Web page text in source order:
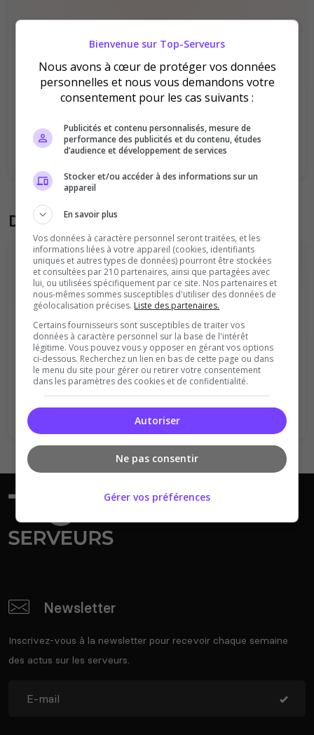
Il n'y a pas encore d'avis sur ce serveur.
Ambiance
Disponibilité
Donner son avis sur le serveur
Vous devez être connecté pour ajouter
un avis sur ce serveur !
Se connecter S'inscrire
Newsletter
Inscrivez-vous à la newsletter pour recevoir chaque semaine
des actus sur les serveurs.
Bienvenue sur Top-Serveurs
Nous avons à cœur de protéger vos données
personnelles et nous vous demandons votre
consentement pour les cas suivants :
Publicités et contenu personnalisés, mesure de
performance des publicités et du contenu, études
d’audience et développement de services
Stocker et/ou accéder à des informations sur un
appareil
En savoir plus
Vos données à caractère personnel seront traitées, et les
informations liées à votre appareil (cookies, identifiants
uniques et autres types de données) pourront être stockées
et consultées par 210 partenaires, ainsi que partagées avec
lui, ou utilisées spécifiquement par ce site. Nos partenaires et
nous-mêmes sommes susceptibles d'utiliser des données de
géolocalisation précises. Liste des partenaires.
Certains fournisseurs sont susceptibles de traiter vos
données à caractère personnel sur la base de l'intérêt
légitime. Vous pouvez vous y opposer en gérant vos options
ci-dessous. Recherchez un lien en bas de cette page ou dans
le menu du site pour gérer ou retirer votre consentement
dans les paramètres des cookies et de confidentialité.
Autoriser
Ne pas consentir
Gérer vos préférences